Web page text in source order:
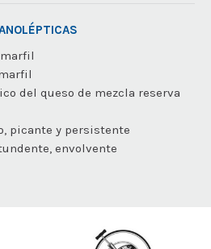
del queso de mezcla reserva
picante y persistente
envolvente